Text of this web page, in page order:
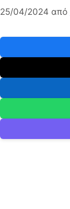
25/04/2024 από